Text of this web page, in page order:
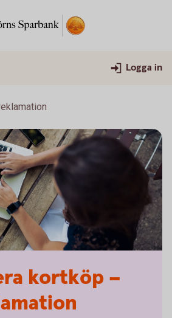
Logga in
kortköp –